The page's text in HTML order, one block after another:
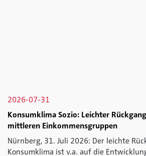
2026-07-31
Konsumklima Sozio: Leichter
mittleren Einkommensgruppen
Nürnberg, 31. Juli 2026: Der leichte
Konsumklima ist v.a. auf die